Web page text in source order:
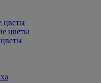
цветы
цветы